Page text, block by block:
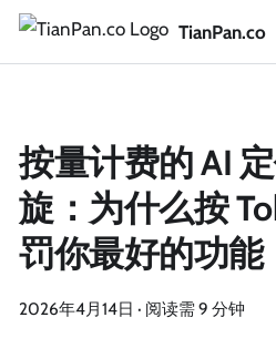
TianPan.co
按量计费的 AI
旋：为什么按
罚你最好的功能
2026年4月14日 · 阅读需 9 分钟